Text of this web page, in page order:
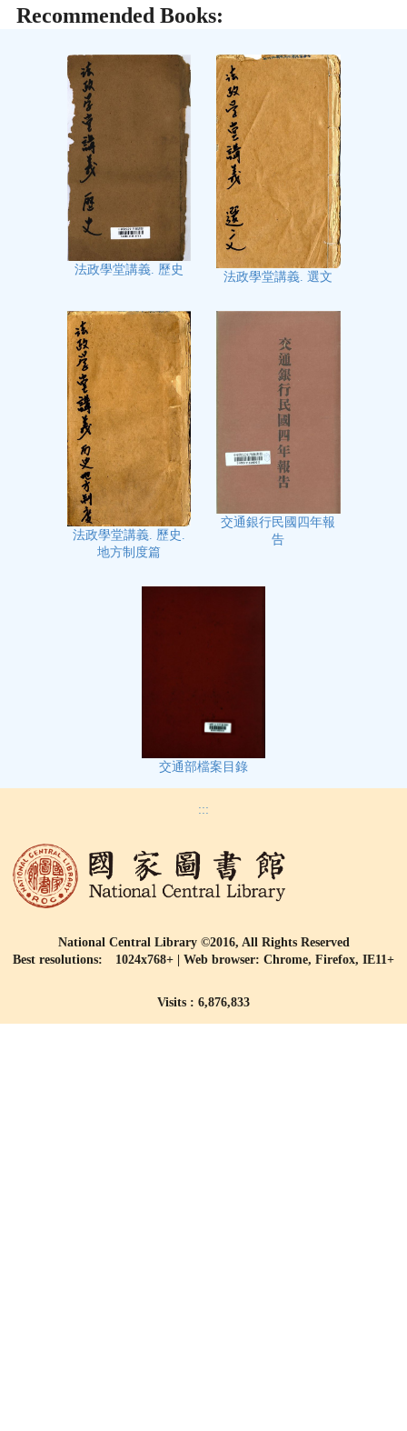
Recommended Books:
法政學堂講義. 歷史
法政學堂講義. 選文
法政學堂講義. 歷史.
地方制度篇
交通銀行民國四年報
告
交通部檔案目錄
:::
National Central Library ©2016, All Rights Reserved
Best resolutions: 1024x768+ | Web browser: Chrome, Firefox, IE11+
Visits : 6,876,833